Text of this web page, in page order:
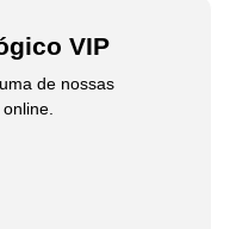
VIP
de nossas